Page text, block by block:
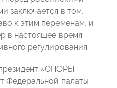
заключается в том,
к этим переменам, и
в настоящее время
регулирования.
«ОПОРЫ
Федеральной палаты